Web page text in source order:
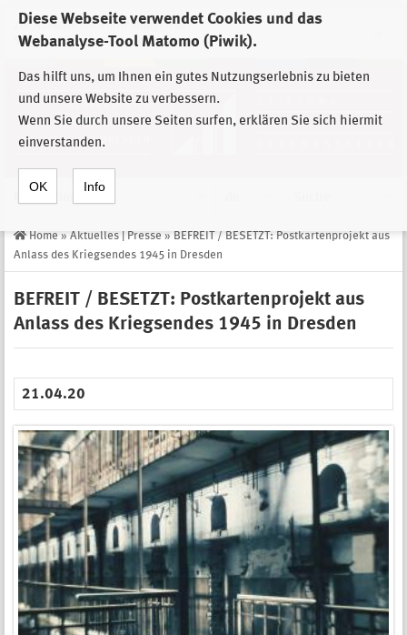
Diese Webseite verwendet Cookies und das
Webanalyse-Tool Matomo (Piwik).
Das hilft uns, um Ihnen ein gutes Nutzungserlebnis zu bieten
und unsere Website zu verbessern.
Wenn Sie durch unsere Seiten surfen, erklären Sie sich hiermit
einverstanden.
OK Info
Zur Auswahl der Einrichtungen der
Stiftung Sächsische Gedenkstätten
Home » Aktuelles | Presse » BEFREIT / BESETZT: Postkartenprojekt aus
Anlass des Kriegsendes 1945 in Dresden
BEFREIT / BESETZT: Postkartenprojekt aus
Anlass des Kriegsendes 1945 in Dresden
21.04.20